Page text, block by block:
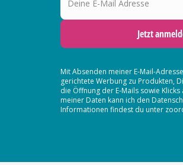
Jetzt
Mit Absenden meiner E-Mail-
gerichtete Werbung zu Produkten,
die Öffnung der E-Mails sowie
meiner Daten kann ich den
Informationen findest du unter